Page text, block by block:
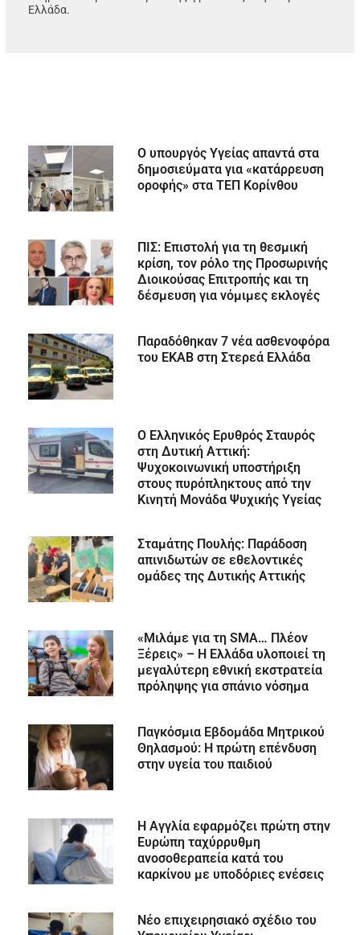
Ελλάδα.
Ο υπουργός Υγείας απαντά στα
δημοσιεύματα για «κατάρρευση
οροφής» στα ΤΕΠ Κορίνθου
ΠΙΣ: Επιστολή για τη θεσμική
κρίση, τον ρόλο της Προσωρινής
Διοικούσας Επιτροπής και τη
δέσμευση για νόμιμες εκλογές
Παραδόθηκαν 7 νέα ασθενοφόρα
του ΕΚΑΒ στη Στερεά Ελλάδα
Ο Ελληνικός Ερυθρός Σταυρός
στη Δυτική Αττική:
Ψυχοκοινωνική υποστήριξη
στους πυρόπληκτους από την
Κινητή Μονάδα Ψυχικής Υγείας
Σταμάτης Πουλής: Παράδοση
απινιδωτών σε εθελοντικές
ομάδες της Δυτικής Αττικής
«Μιλάμε για τη SMA… Πλέον
Ξέρεις» – Η Ελλάδα υλοποιεί τη
μεγαλύτερη εθνική εκστρατεία
πρόληψης για σπάνιο νόσημα
Παγκόσμια Εβδομάδα Μητρικού
Θηλασμού: Η πρώτη επένδυση
στην υγεία του παιδιού
Η Αγγλία εφαρμόζει πρώτη στην
Ευρώπη ταχύρρυθμη
ανοσοθεραπεία κατά του
καρκίνου με υποδόριες ενέσεις
Νέο επιχειρησιακό σχέδιο του